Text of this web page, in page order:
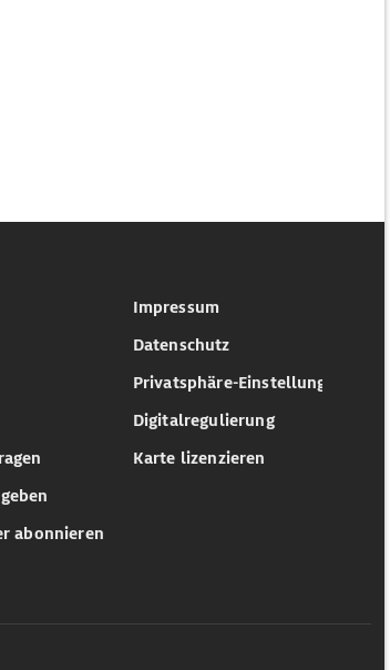
abonnieren
Impressum
Datenschutz
Privatsphäre-Einstellungen
Digitalregulierung
Karte lizenzieren